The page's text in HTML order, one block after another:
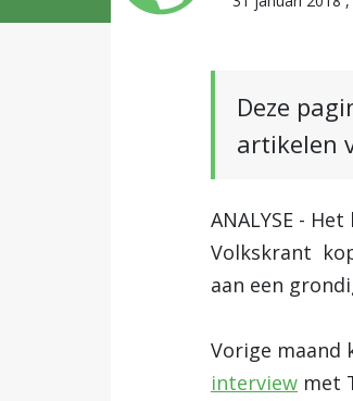
Deze
artikelen
ANALYSE -
Volkskrant
aan een
Vorige maand
interview met